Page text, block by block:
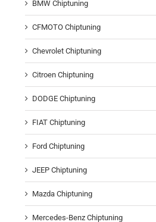
BMW Chiptuning
CFMOTO Chiptuning
Chevrolet Chiptuning
Citroen Chiptuning
DODGE Chiptuning
FIAT Chiptuning
Ford Chiptuning
JEEP Chiptuning
Mazda Chiptuning
Mercedes-Benz Chiptuning